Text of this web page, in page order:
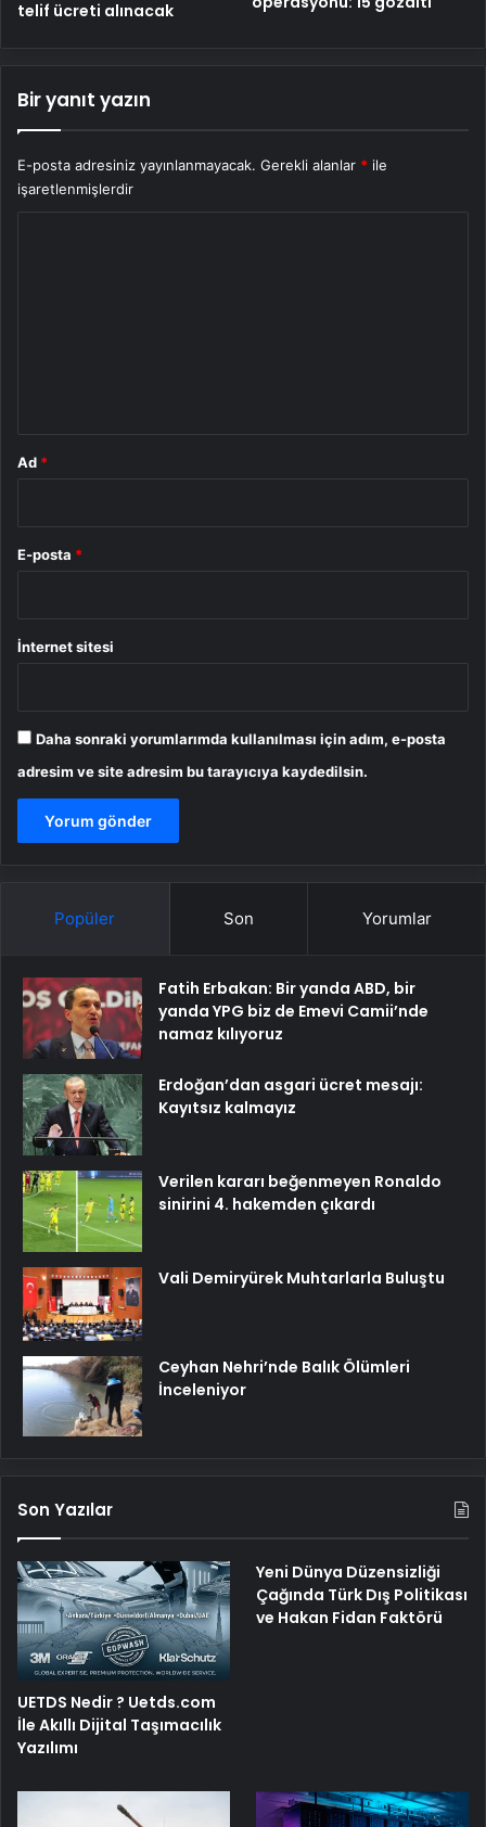
telif ücreti alınacak
Bir yanıt yazın
E-posta adresiniz yayınlanmayacak. Gerekli alanlar * ile
işaretlenmişlerdir
Ad *
E-posta *
İnternet sitesi
Daha sonraki yorumlarımda kullanılması için adım, e-posta
adresim ve site adresim bu tarayıcıya kaydedilsin.
Popüler Son Yorumlar
Fatih Erbakan: Bir yanda ABD, bir
yanda YPG biz de Emevi Camii’nde
namaz kılıyoruz
Erdoğan’dan asgari ücret mesajı:
Kayıtsız kalmayız
Verilen kararı beğenmeyen Ronaldo
sinirini 4. hakemden çıkardı
Vali Demiryürek Muhtarlarla Buluştu
Ceyhan Nehri’nde Balık Ölümleri
İnceleniyor
Son Yazılar
UETDS Nedir ? Uetds.com
İle Akıllı Dijital Taşımacılık
Yazılımı
Yeni Dünya Düzensizliği
Çağında Türk Dış Politikası
ve Hakan Fidan Faktörü